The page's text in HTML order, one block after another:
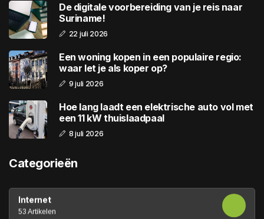
De digitale voorbereiding van je reis naar
Suriname!
22 juli 2026
Een woning kopen in een populaire regio:
waar let je als koper op?
9 juli 2026
Hoe lang laadt een elektrische auto vol met
een 11 kW thuislaadpaal
8 juli 2026
Categorieën
Internet
53 Artikelen